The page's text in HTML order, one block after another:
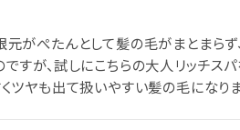
がぺたんとして髪の毛がまとまら
すが、試しにこちらの大人リッチス
くツヤも出て扱いやすい髪の毛になり